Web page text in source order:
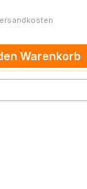
Warenkorb